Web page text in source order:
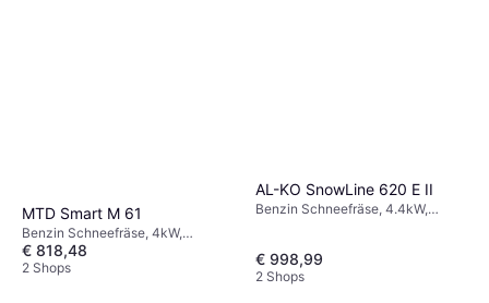
MTD Smart M 61
Benzin Schneefräse, 4kW,
Einlassbreite: 61 cm
€ 818,48
2 Shops
AL-KO SnowLine 620 E II
Benzin Schneefräse, 4.4kW,
€ 998,99
2 Shops